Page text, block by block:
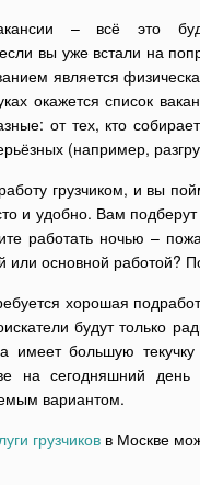
– всё это
вы уже встали на
является
окажется список
от тех, кто
(например,
грузчиком, и вы
и удобно. Вам
работать ночью –
или основной работой?
хорошая
будут только
имеет большую
на сегодняшний
вариантом.
грузчиков в Москве